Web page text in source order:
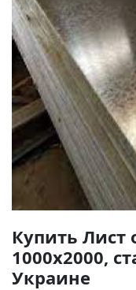
Купить
1000х2000,
Украине